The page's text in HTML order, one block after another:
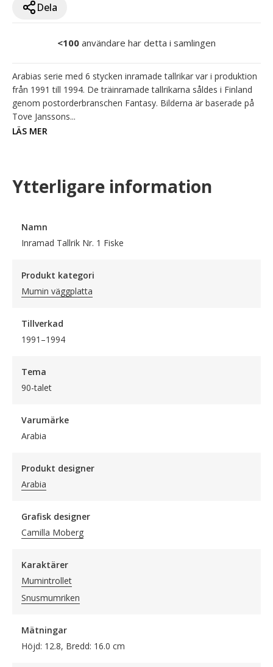
Dela
<100 användare har detta i samlingen
Arabias serie med 6 stycken inramade tallrikar var i produktion
från 1991 till 1994. De träinramade tallrikarna såldes i Finland
genom postorderbranschen Fantasy. Bilderna är baserade på
Tove Janssons...
LÄS MER
Ytterligare information
Namn
Inramad Tallrik Nr. 1 Fiske
Produkt kategori
Mumin väggplatta
Tillverkad
1991–1994
Tema
90-talet
Varumärke
Arabia
Produkt designer
Arabia
Grafisk designer
Camilla Moberg
Karaktärer
Mumintrollet
Snusmumriken
Mätningar
Höjd: 12.8, Bredd: 16.0 cm